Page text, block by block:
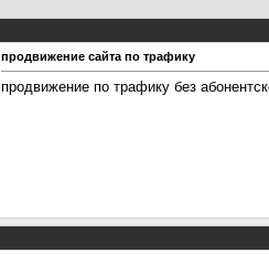
продвижение сайта по трафику
продвижение по трафику без